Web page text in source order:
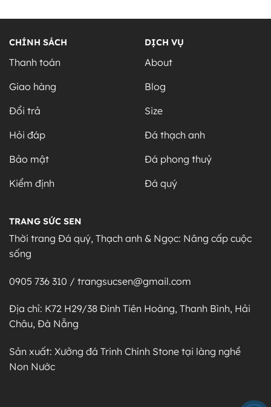
CHÍNH SÁCH
Thanh toán
Giao hàng
Đổi trả
Hỏi đáp
Bảo mật
Kiểm định
DỊCH VỤ
About
Blog
Size
Đá thạch anh
Đá phong thuỷ
Đá quý
TRANG SỨC SEN
Thời trang Đá quý, Thạch anh & Ngọc: Nâng cấp cuộc
sống
0905 736 310 / trangsucsen@gmail.com
Địa chỉ: K72 H29/38 Đinh Tiên Hoàng, Thanh Bình, Hải
Châu, Đà Nẵng
Sản xuất: Xưởng đá Trinh Chính Stone tại làng nghề
Non Nước